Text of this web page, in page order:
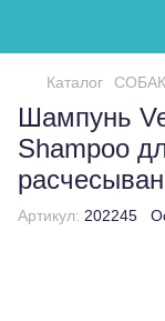
Каталог
Шампунь
Shampoo
Артикул: 202245